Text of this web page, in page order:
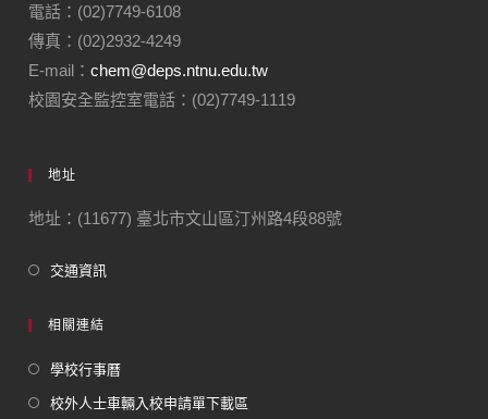
電話：(02)7749-6108
傳真：(02)2932-4249
E-mail：chem@deps.ntnu.edu.tw
校園安全監控室電話：(02)7749-1119
地址
地址：(11677) 臺北市文山區汀州路4段88號
交通資訊
相關連結
學校行事曆
校外人士車輛入校申請單下載區